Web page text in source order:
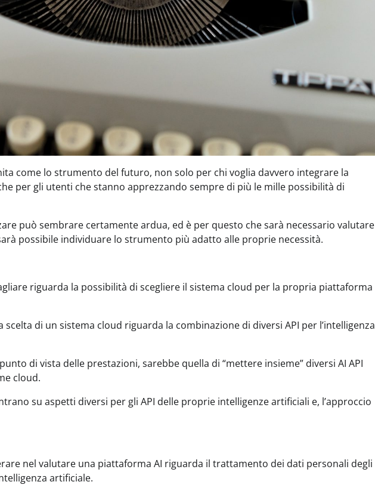
come lo strumento del futuro, non solo per chi voglia davvero integrare la
per gli utenti che stanno apprezzando sempre di più le mille possibilità di
può sembrare certamente ardua, ed è per questo che sarà necessario valutare
possibile individuare lo strumento più adatto alle proprie necessità.
riguarda la possibilità di scegliere il sistema cloud per la propria piattaforma
di un sistema cloud riguarda la combinazione di diversi API per l’intelligenza
di vista delle prestazioni, sarebbe quella di “mettere insieme” diversi AI API
cloud.
su aspetti diversi per gli API delle proprie intelligenze artificiali e, l’approccio
nel valutare una piattaforma AI riguarda il trattamento dei dati personali degli
artificiale.